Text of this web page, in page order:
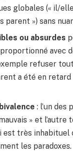
globales (« il/
parent ») sans
ou absurdes
avec
refuser
a été en retard
: l’un des
» et l’autre
est très inhabituel
les paradoxes.